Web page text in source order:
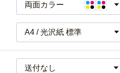
両面カラー
A4 / 光沢紙 標準